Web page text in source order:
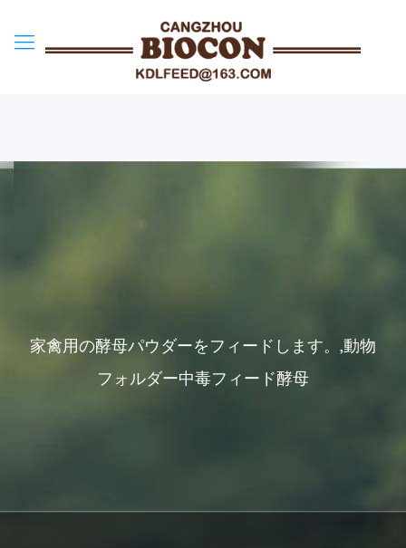
家禽用の酵母パウダーをフィードします。,動物
フォルダー中毒フィード酵母